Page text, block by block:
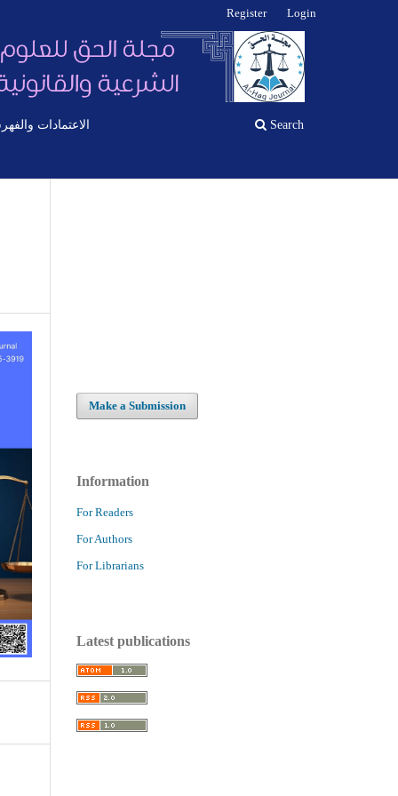
الاعتمادات Search
Register Login
Make a Submission
Information
For Readers
For Authors
For Librarians
Latest publications